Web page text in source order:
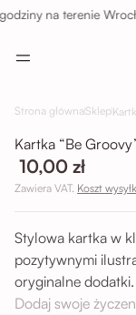
na terenie
Strona główna Sklep
Kartka “Be
10,00 zł
Zawiera VAT. Koszt
Stylowa kartka w
pozytywnymi
oryginalne dodatki.
Dodaj swoje